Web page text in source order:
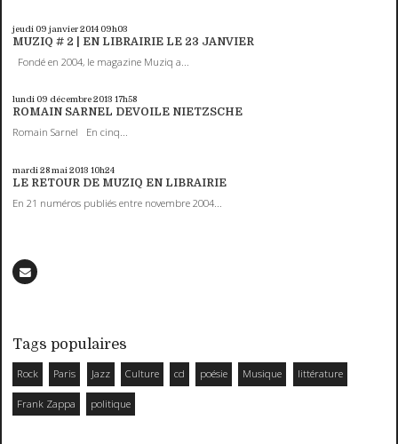
jeudi 09 janvier 2014 09h03
MUZIQ # 2 | EN LIBRAIRIE LE 23 JANVIER
Fondé en 2004, le magazine Muziq a...
lundi 09 décembre 2013 17h58
ROMAIN SARNEL DEVOILE NIETZSCHE
Romain Sarnel En cinq...
mardi 28mai 2013 10h24
LE RETOUR DE MUZIQ EN LIBRAIRIE
En 21 numéros publiés entre novembre 2004...
Tags populaires
Rock Paris Jazz Culture cd poésie Musique littérature
Frank Zappa politique